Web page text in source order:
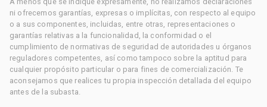
ni ofrecemos garantías, expresas o implícitas, con respecto al equipo
o a sus componentes, incluidas, entre otras, representaciones o
garantías relativas a la funcionalidad, la conformidad o el
cumplimiento de normativas de seguridad de autoridades u órganos
reguladores competentes, así como tampoco sobre la aptitud para
cualquier propósito particular o para fines de comercialización. Te
aconsejamos que realices tu propia inspección detallada del equipo
antes de la subasta.